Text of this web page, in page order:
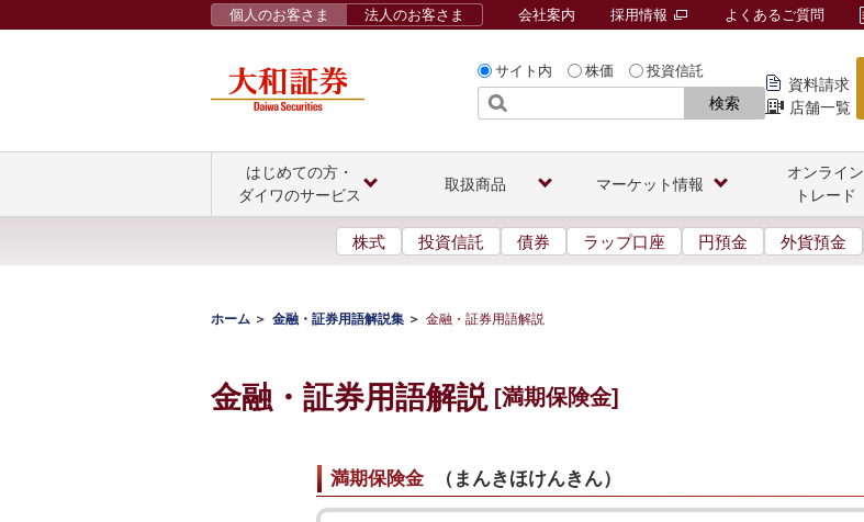
サイト内 株価 投資信託
検索
資料請求
店舗一覧
個人のお客さま 法人のお客さま 会社案内 採用情報 よくあるご質問
はじめての方・
ダイワのサービス
取扱商品 マーケット情報
オンライン
トレード
株式 投資信託 債券 ラップ口座 円預金 外貨預金
ホーム 金融・証券用語解説集 金融・証券用語解説
金融・証券用語解説 [満期保険金]
満期保険金 （ まんきほけんきん）